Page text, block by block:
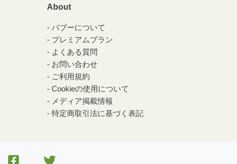
About
パブーについて
プレミアムプラン
よくある質問
お問い合わせ
ご利用規約
Cookieの使用について
メディア掲載情報
特定商取引法に基づく表記